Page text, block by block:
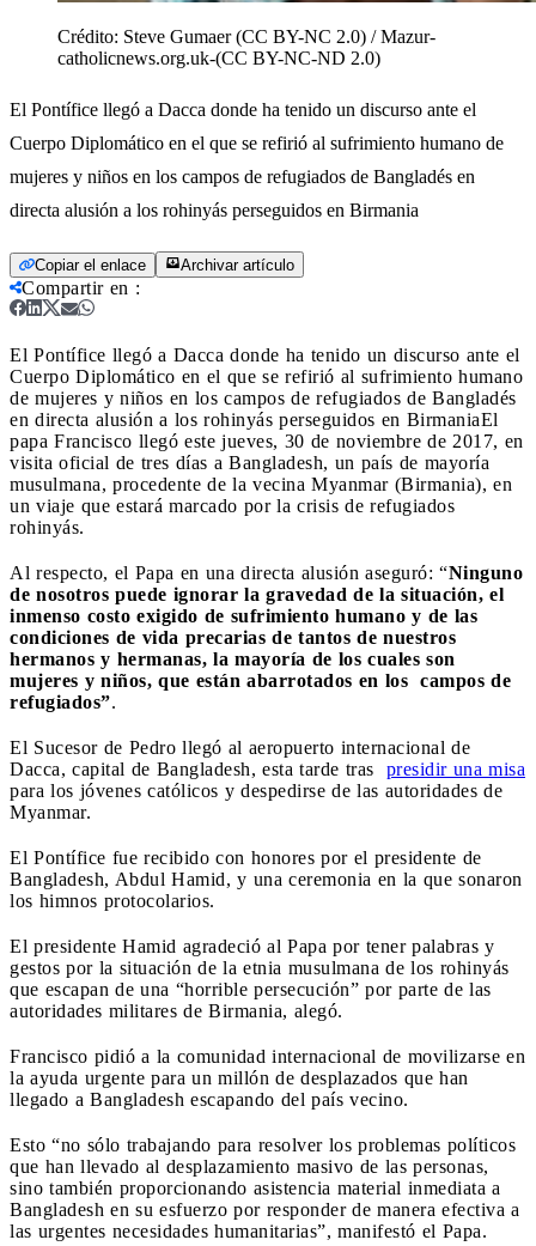
Crédito: Steve Gumaer (CC BY-NC 2.0) / Mazur-
catholicnews.org.uk-(CC BY-NC-ND 2.0)
El Pontífice llegó a Dacca donde ha tenido un discurso ante el
Cuerpo Diplomático en el que se refirió al sufrimiento humano de
mujeres y niños en los campos de refugiados de Bangladés en
directa alusión a los rohinyás perseguidos en Birmania
Copiar el enlace Archivar artículo
Compartir en :
El Pontífice llegó a Dacca donde ha tenido un discurso ante el
Cuerpo Diplomático en el que se refirió al sufrimiento humano
de mujeres y niños en los campos de refugiados de Bangladés
en directa alusión a los rohinyás perseguidos en BirmaniaEl
papa Francisco llegó este jueves, 30 de noviembre de 2017, en
visita oficial de tres días a Bangladesh, un país de mayoría
musulmana, procedente de la vecina Myanmar (Birmania), en
un viaje que estará marcado por la crisis de refugiados
rohinyás.
Al respecto, el Papa en una directa alusión aseguró: “Ninguno
de nosotros puede ignorar la gravedad de la situación, el
inmenso costo exigido de sufrimiento humano y de las
condiciones de vida precarias de tantos de nuestros
hermanos y hermanas, la mayoría de los cuales son
mujeres y niños, que están abarrotados en los campos de
refugiados”.
El Sucesor de Pedro llegó al aeropuerto internacional de
Dacca, capital de Bangladesh, esta tarde tras presidir una misa
para los jóvenes católicos y despedirse de las autoridades de
Myanmar.
El Pontífice fue recibido con honores por el presidente de
Bangladesh, Abdul Hamid, y una ceremonia en la que sonaron
los himnos protocolarios.
El presidente Hamid agradeció al Papa por tener palabras y
gestos por la situación de la etnia musulmana de los rohinyás
que escapan de una “horrible persecución” por parte de las
autoridades militares de Birmania, alegó.
Francisco pidió a la comunidad internacional de movilizarse en
la ayuda urgente para un millón de desplazados que han
llegado a Bangladesh escapando del país vecino.
Esto “no sólo trabajando para resolver los problemas políticos
que han llevado al desplazamiento masivo de las personas,
sino también proporcionando asistencia material inmediata a
Bangladesh en su esfuerzo por responder de manera efectiva a
las urgentes necesidades humanitarias”, manifestó el Papa.